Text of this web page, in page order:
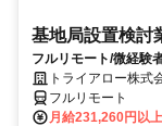
基地局設置検討
フルリモート/微経験
トライアロー株式
フルリモート
月給231,260円以上